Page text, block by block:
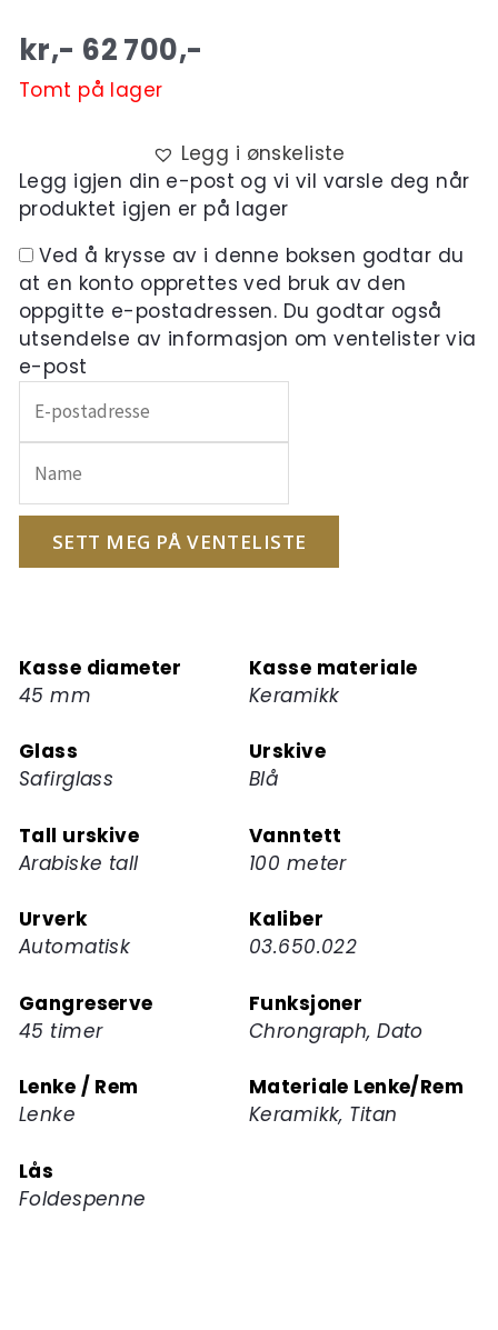
kr,- 62 700,-
Tomt på lager
Legg i ønskeliste
Legg igjen din e-post og vi vil varsle deg når
produktet igjen er på lager
Ved å krysse av i denne boksen godtar du
at en konto opprettes ved bruk av den
oppgitte e-postadressen. Du godtar også
utsendelse av informasjon om ventelister via
e-post
inn
e-
postadressen
din
ventelisten
for
produktet
SETT MEG PÅ VENTELISTE
Kasse diameter
45 mm
Kasse materiale
Keramikk
Glass
Safirglass
Urskive
Blå
Tall urskive
Arabiske tall
Vanntett
100 meter
Urverk
Automatisk
Kaliber
03.650.022
Gangreserve
45 timer
Funksjoner
Chrongraph, Dato
Lenke / Rem
Lenke
Materiale Lenke/Rem
Keramikk, Titan
Lås
Foldespenne